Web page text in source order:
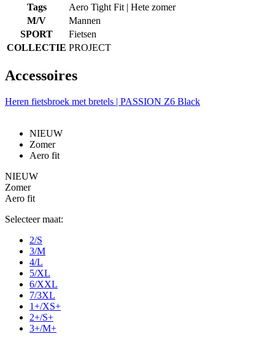
Tags
Aero Tight Fit | Hete zomer
M/V
Mannen
SPORT
Fietsen
COLLECTIE PROJECT
Accessoires
Heren fietsbroek met bretels | PASSION Z6 Black
NIEUW
Zomer
Aero fit
NIEUW
Zomer
Aero fit
Selecteer maat:
2/S
3/M
4/L
5/XL
6/XXL
7/3XL
1+/XS+
2+/S+
3+/M+